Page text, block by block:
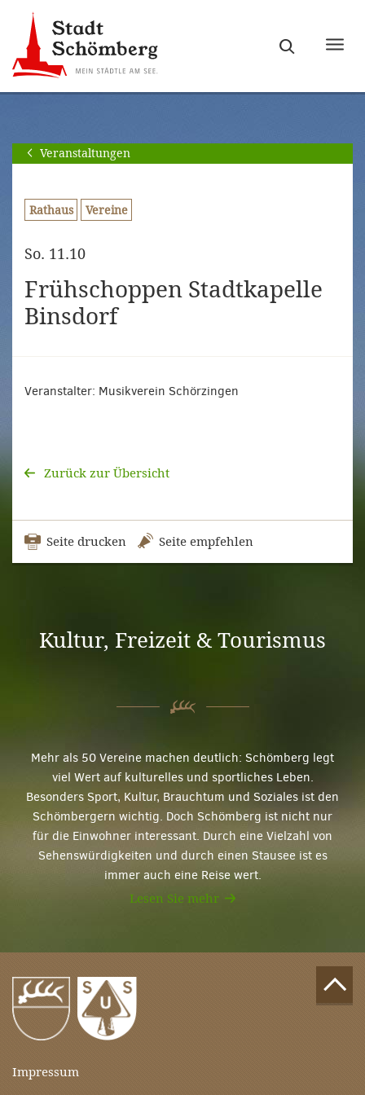
Hauptnavigation
springen
[Alt]+
Seiteninhalt
springen
[Alt]+
Veranstaltungen
Rathaus Vereine
So. 11.10
Frühschoppen Stadtkapelle
Binsdorf
Veranstalter: Musikverein Schörzingen
Zurück zur Übersicht
Seite drucken Seite empfehlen
Kultur, Freizeit & Tourismus
Mehr als 50 Vereine machen deutlich: Schömberg legt
viel Wert auf kulturelles und sportliches Leben.
Besonders Sport, Kultur, Brauchtum und Soziales ist den
Schömbergern wichtig. Doch Schömberg ist nicht nur
für die Einwohner interessant. Durch eine Vielzahl von
Sehenswürdigkeiten und durch einen Stausee ist es
immer auch eine Reise wert.
Lesen Sie mehr
Impressum